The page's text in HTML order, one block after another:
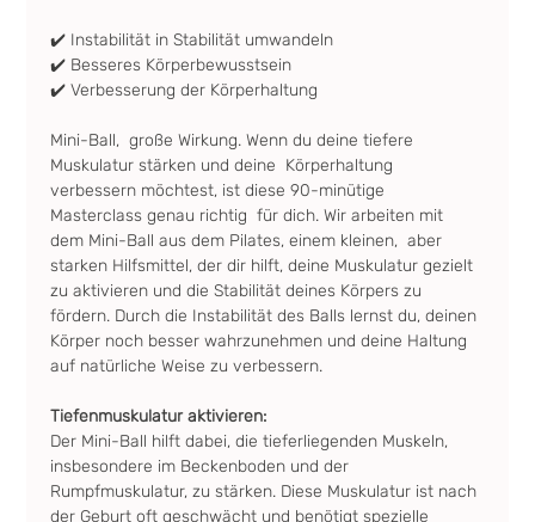
✔️ Instabilität in Stabilität umwandeln
✔️ Besseres Körperbewusstsein
✔️ Verbesserung der Körperhaltung
Mini-Ball,  große Wirkung. Wenn du deine tiefere
Muskulatur stärken und deine  Körperhaltung
verbessern möchtest, ist diese 90-minütige
Masterclass genau richtig  für dich. Wir arbeiten mit
dem Mini-Ball aus dem Pilates, einem kleinen,  aber
starken Hilfsmittel, der dir hilft, deine Muskulatur gezielt
zu aktivieren und die Stabilität deines Körpers zu
fördern. Durch die Instabilität des Balls lernst du, deinen
Körper noch besser wahrzunehmen und deine Haltung
auf natürliche Weise zu verbessern.
Tiefenmuskulatur aktivieren:
Der Mini-Ball hilft dabei, die tieferliegenden Muskeln,
insbesondere im Beckenboden und der
Rumpfmuskulatur, zu stärken. Diese Muskulatur ist nach
der Geburt oft geschwächt und benötigt spezielle